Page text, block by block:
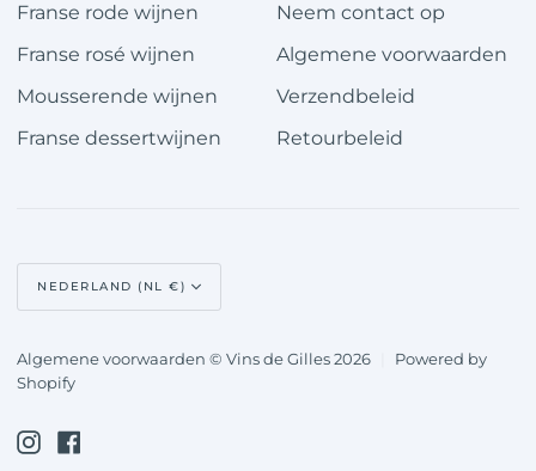
Franse rode wijnen
Franse rosé wijnen
Mousserende wijnen
Franse dessertwijnen
Neem contact op
Algemene voorwaarden
Verzendbeleid
Retourbeleid
Valuta NEDERLAND (NL €)
Algemene voorwaarden © Vins de Gilles 2026
Powered by
Shopify